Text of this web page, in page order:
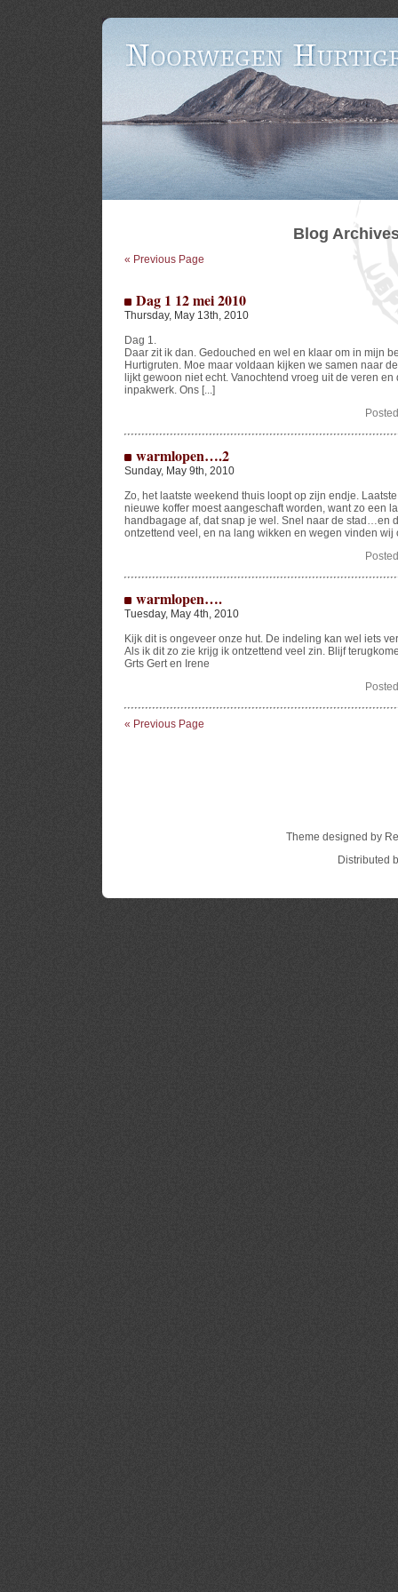
Blog
« Previous Page
Dag 1 12 mei 2010
Thursday, May 13th, 2010
Dag 1.
Daar zit ik dan. Gedouched en wel en klaar om in mijn
Hurtigruten. Moe maar voldaan kijken we samen naar
lijkt gewoon niet echt. Vanochtend vroeg uit de veren
inpakwerk. Ons [...]
warmlopen….2
Sunday, May 9th, 2010
Zo, het laatste weekend thuis loopt op zijn endje.
nieuwe koffer moest aangeschaft worden, want zo een
handbagage af, dat snap je wel. Snel naar de stad…en
ontzettend veel, en na lang wikken en wegen vinden wij
warmlopen….
Tuesday, May 4th, 2010
Kijk dit is ongeveer onze hut. De indeling kan wel iets
Als ik dit zo zie krijg ik ontzettend veel zin. Blijf
Grts Gert en Irene
« Previous Page
Theme designed by
Distributed